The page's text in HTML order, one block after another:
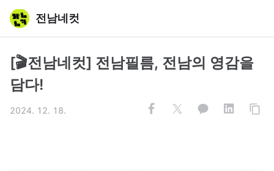
전남네컷
[🎬전남네컷] 전남필름, 전남의 영감을
담다!
2024. 12. 18.